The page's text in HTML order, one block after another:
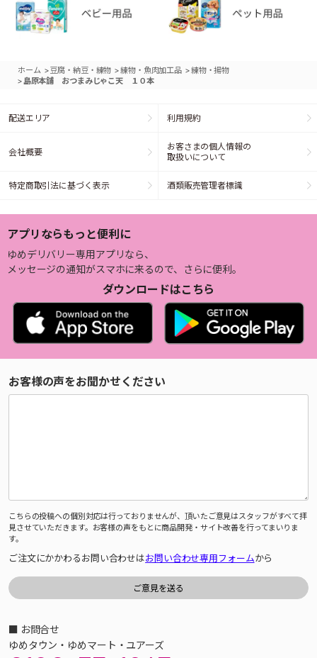
ホーム >豆腐・納豆・練物 >練物・魚肉加工品 >練物・揚物
>島原本舗 おつまみじゃこ天 １０本
配送エリア 利用規約
会社概要
お客さまの個人情報の
取扱いについて
特定商取引法に基づく表示 酒類販売管理者標識
アプリならもっと便利に
ゆめデリバリー専用アプリなら、
メッセージの通知がスマホに来るので、さらに便利。
ダウンロードはこちら
お客様の声をお聞かせください
こちらの投稿への個別対応は行っておりませんが、頂いたご意見はスタッフがすべて拝
見させていただきます。お客様の声をもとに商品開発・サイト改善を行ってまいりま
す。
ご注文にかかわるお問い合わせはお問い合わせ専用フォームから
■ お問合せ
ゆめタウン・ゆめマート・ユアーズ